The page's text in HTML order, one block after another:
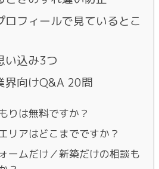
ロフィールで見ているとこ
い込み3つ
界向けQ&A 20問
りは無料ですか？
リアはどこまでですか？
ームだけ／新築だけの相談も